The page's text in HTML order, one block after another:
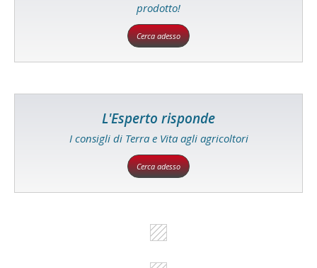
prodotto!
Cerca adesso
L'Esperto risponde
I consigli di Terra e Vita agli agricoltori
Cerca adesso